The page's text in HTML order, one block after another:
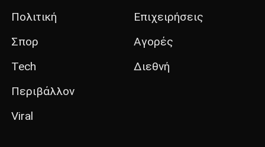
Πολιτική
Σπορ
Tech
Περιβάλλον
Viral
Επιχειρήσεις
Αγορές
Διεθνή